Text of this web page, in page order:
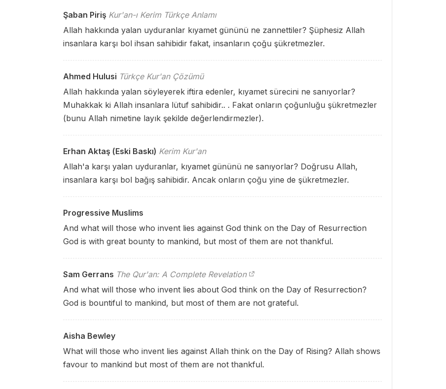
Şaban Piriş Kur'an-ı Kerim Türkçe Anlamı
Allah hakkında yalan uyduranlar kıyamet gününü ne zannettiler? Şüphesiz Allah
insanlara karşı bol ihsan sahibidir fakat, insanların çoğu şükretmezler.
Ahmed Hulusi Türkçe Kur'an Çözümü
Allah hakkında yalan söyleyerek iftira edenler, kıyamet sürecini ne sanıyorlar?
Muhakkak ki Allah insanlara lütuf sahibidir.. . Fakat onların çoğunluğu şükretmezler
(bunu Allah nimetine layık şekilde değerlendirmezler).
Erhan Aktaş (Eski Baskı) Kerim Kur'an
Allah'a karşı yalan uyduranlar, kıyamet gününü ne sanıyorlar? Doğrusu Allah,
insanlara karşı bol bağış sahibidir. Ancak onların çoğu yine de şükretmezler.
Progressive Muslims
And what will those who invent lies against God think on the Day of Resurrection
God is with great bounty to mankind, but most of them are not thankful.
Sam Gerrans The Qur'an: A Complete Revelation
And what will those who invent lies about God think on the Day of Resurrection?
God is bountiful to mankind, but most of them are not grateful.
Aisha Bewley
What will those who invent lies against Allah think on the Day of Rising? Allah shows
favour to mankind but most of them are not thankful.